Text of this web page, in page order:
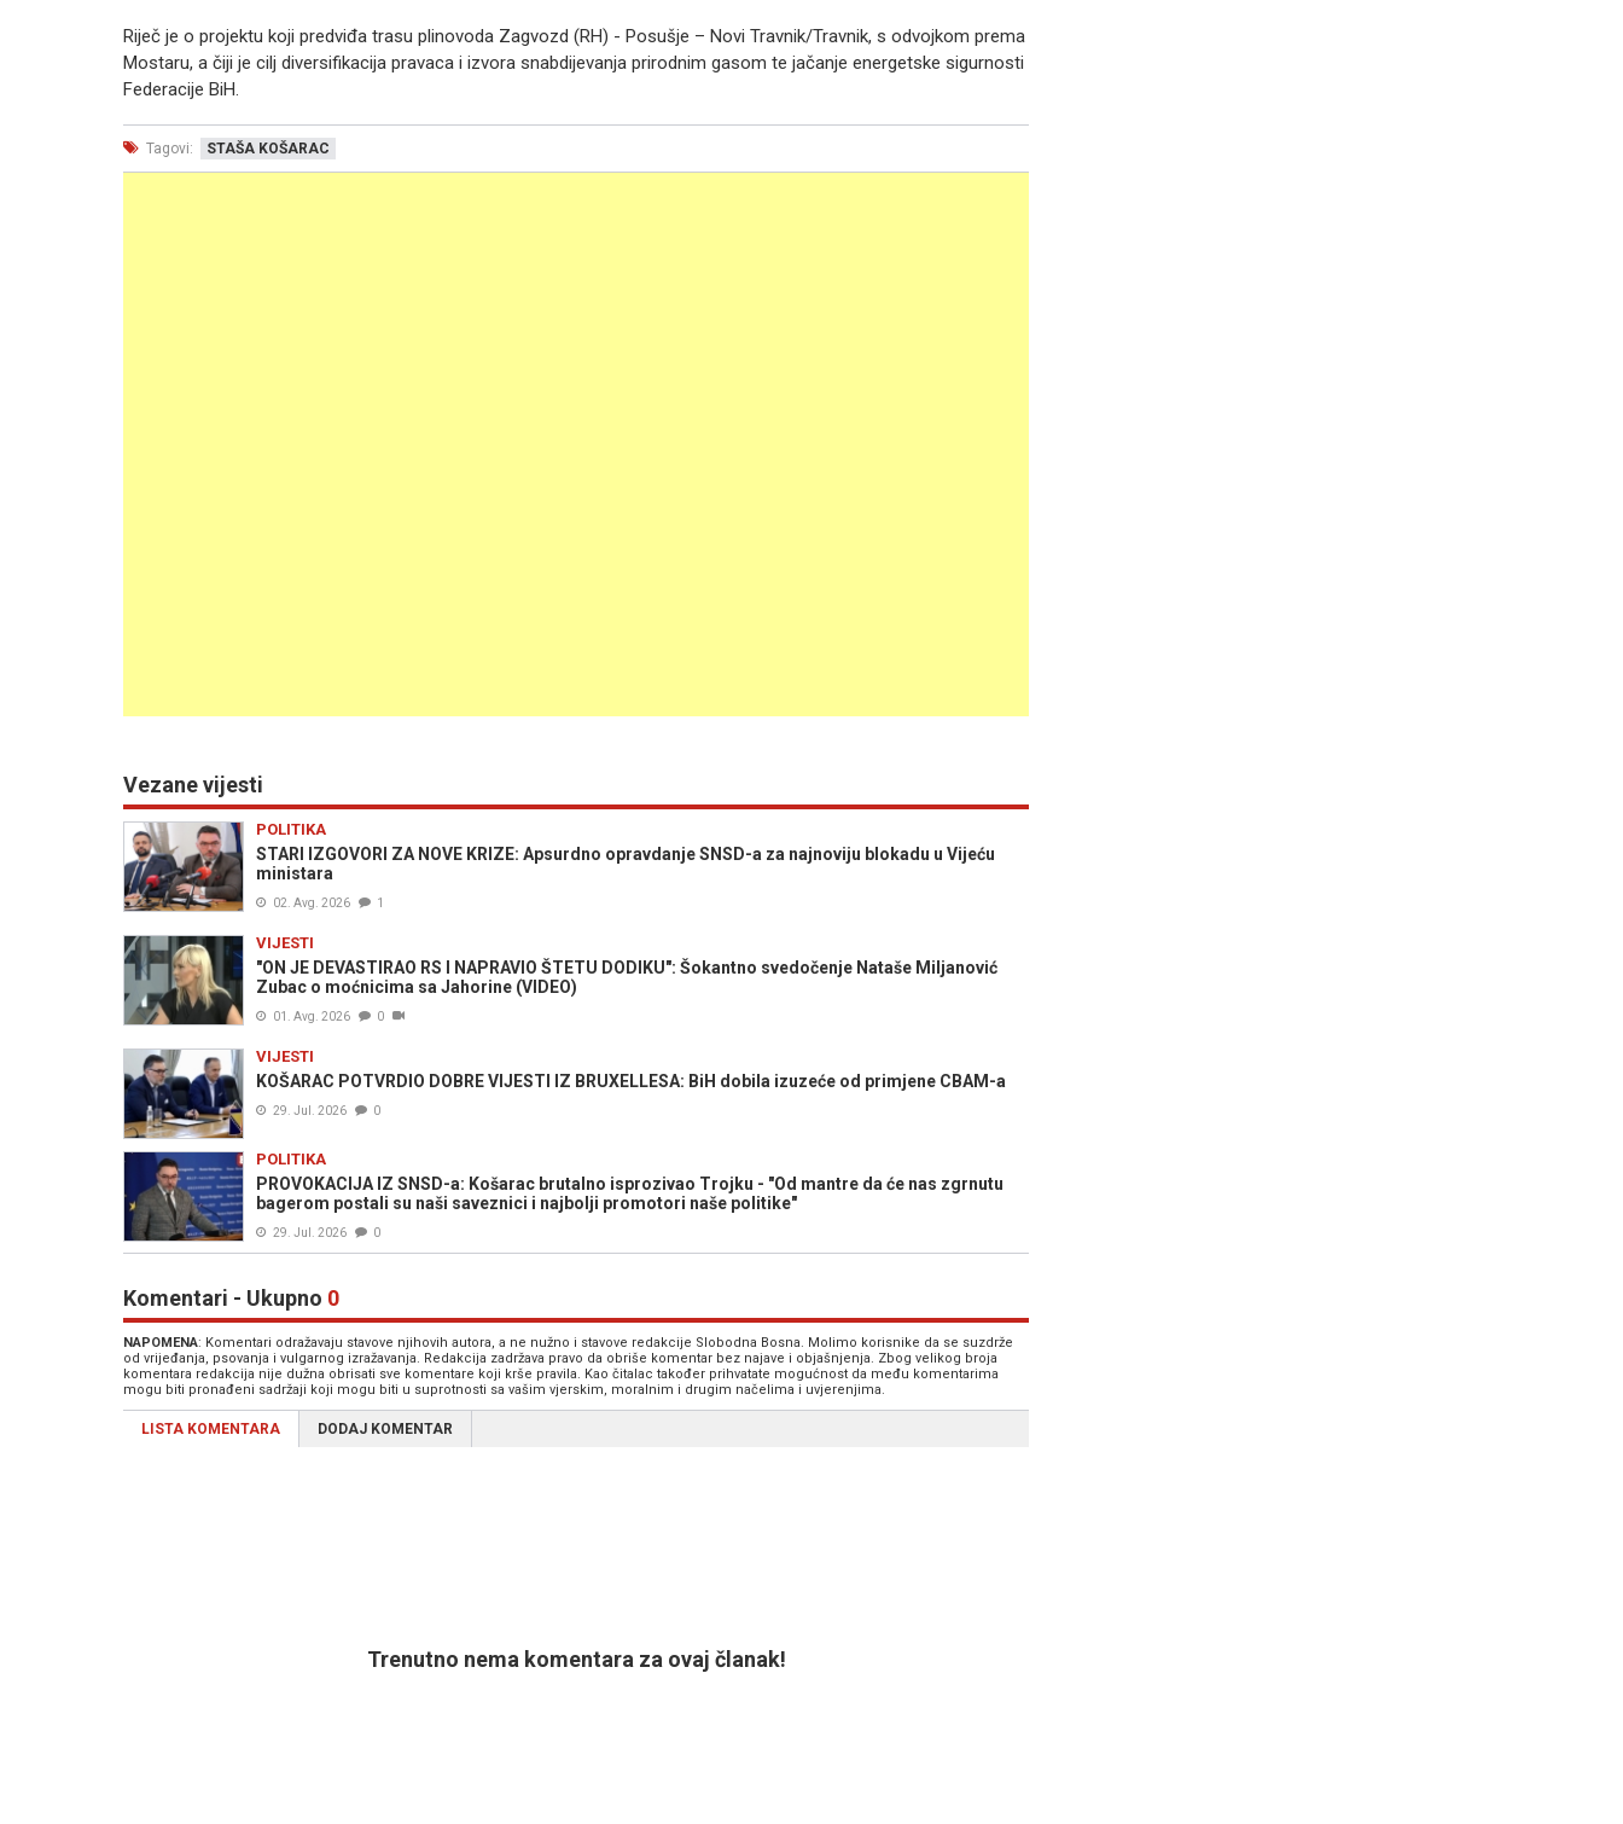
Riječ je o projektu koji predviđa trasu plinovoda Zagvozd (RH) - Posušje – Novi Travnik/Travnik, s odvojkom prema
Mostaru, a čiji je cilj diversifikacija pravaca i izvora snabdijevanja prirodnim gasom te jačanje energetske sigurnosti
Federacije BiH.
Tagovi: STAŠA KOŠARAC
Vezane vijesti
POLITIKA
STARI IZGOVORI ZA NOVE KRIZE: Apsurdno opravdanje SNSD-a za najnoviju blokadu u Vijeću
ministara
02. Avg. 2026 1
VIJESTI
"ON JE DEVASTIRAO RS I NAPRAVIO ŠTETU DODIKU": Šokantno svedočenje Nataše Miljanović
Zubac o moćnicima sa Jahorine (VIDEO)
01. Avg. 2026 0
VIJESTI
KOŠARAC POTVRDIO DOBRE VIJESTI IZ BRUXELLESA: BiH dobila izuzeće od primjene CBAM-a
29. Jul. 2026 0
POLITIKA
PROVOKACIJA IZ SNSD-a: Košarac brutalno isprozivao Trojku - "Od mantre da će nas zgrnutu
bagerom postali su naši saveznici i najbolji promotori naše politike"
29. Jul. 2026 0
Komentari - Ukupno 0
NAPOMENA: Komentari odražavaju stavove njihovih autora, a ne nužno i stavove redakcije Slobodna Bosna. Molimo korisnike da se suzdrže
od vrijeđanja, psovanja i vulgarnog izražavanja. Redakcija zadržava pravo da obriše komentar bez najave i objašnjenja. Zbog velikog broja
komentara redakcija nije dužna obrisati sve komentare koji krše pravila. Kao čitalac također prihvatate mogućnost da među komentarima
mogu biti pronađeni sadržaji koji mogu biti u suprotnosti sa vašim vjerskim, moralnim i drugim načelima i uvjerenjima.
LISTA KOMENTARA DODAJ KOMENTAR
Trenutno nema komentara za ovaj članak!